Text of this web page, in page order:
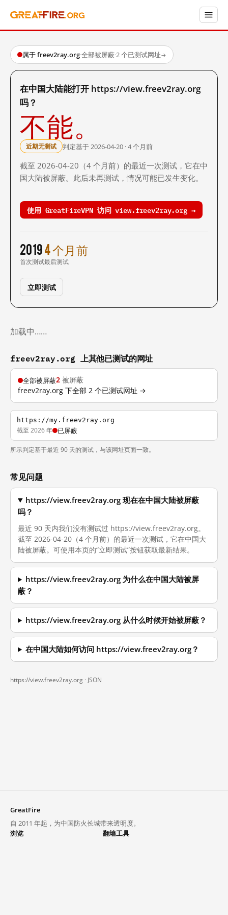
属于 freev2ray.org·全部被屏蔽·2 个已测试网址→
在中国大陆能打开 https://view.freev2ray.org
吗？
不能。
近期无测试 判定基于 2026-04-20 · 4 个月前
截至 2026-04-20（4 个月前）的最近一次测试，它在中
国大陆被屏蔽。此后未再测试，情况可能已发生变化。
使用 GreatFireVPN 访问 view.freev2ray.org →
2019
首次测试
4 个月前
最后测试
立即测试
加载中……
freev2ray.org 上其他已测试的网址
全部被屏蔽2 被屏蔽
freev2ray.org 下全部 2 个已测试网址 →
https://my.freev2ray.org
截至 2026 年 已屏蔽
所示判定基于最近 90 天的测试，与该网址页面一致。
常见问题
https://view.freev2ray.org 现在在中国大陆被屏蔽
吗？
最近 90 天内我们没有测试过 https://view.freev2ray.org。
截至 2026-04-20（4 个月前）的最近一次测试，它在中国大
陆被屏蔽。可使用本页的“立即测试”按钮获取最新结果。
https://view.freev2ray.org 为什么在中国大陆被屏
蔽？
https://view.freev2ray.org 从什么时候开始被屏蔽？
在中国大陆如何访问 https://view.freev2ray.org？
https://view.freev2ray.org · JSON
GreatFire
自 2011 年起，为中国防火长城带来透明度。
浏览
翻墙工具